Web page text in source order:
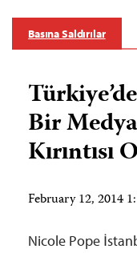
Basına Saldırılar
Bir
Kırıntısı
February 12, 2014
Nicole Pope